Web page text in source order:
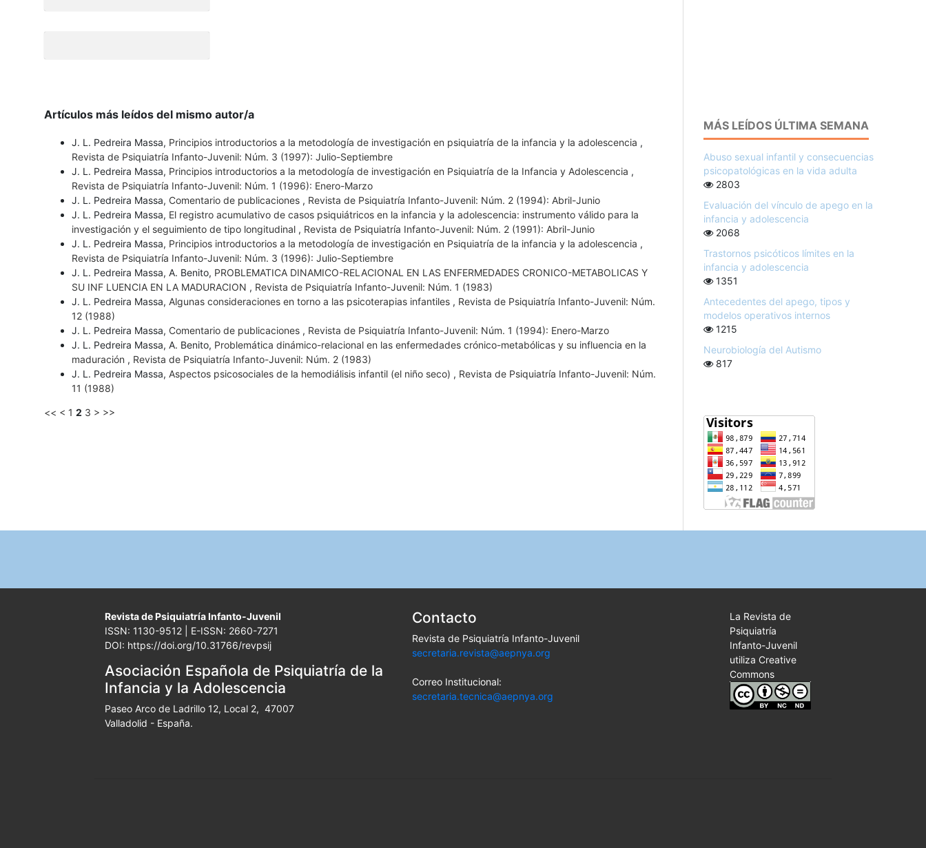
Artículos más leídos del mismo autor/a
J. L. Pedreira Massa, Principios introductorios a la metodología de investigación en psiquiatría de la infancia y la adolescencia ,
Revista de Psiquiatría Infanto-Juvenil: Núm. 3 (1997): Julio-Septiembre
J. L. Pedreira Massa, Principios introductorios a la metodología de investigación en Psiquiatría de la Infancia y Adolescencia ,
Revista de Psiquiatría Infanto-Juvenil: Núm. 1 (1996): Enero-Marzo
J. L. Pedreira Massa, Comentario de publicaciones , Revista de Psiquiatría Infanto-Juvenil: Núm. 2 (1994): Abril-Junio
J. L. Pedreira Massa, El registro acumulativo de casos psiquiátricos en la infancia y la adolescencia: instrumento válido para la
investigación y el seguimiento de tipo longitudinal , Revista de Psiquiatría Infanto-Juvenil: Núm. 2 (1991): Abril-Junio
J. L. Pedreira Massa, Principios introductorios a la metodología de investigación en Psiquiatría de la infancia y la adolescencia ,
Revista de Psiquiatría Infanto-Juvenil: Núm. 3 (1996): Julio-Septiembre
J. L. Pedreira Massa, A. Benito, PROBLEMATICA DINAMICO-RELACIONAL EN LAS ENFERMEDADES CRONICO-METABOLICAS Y
SU INF LUENCIA EN LA MADURACION , Revista de Psiquiatría Infanto-Juvenil: Núm. 1 (1983)
J. L. Pedreira Massa, Algunas consideraciones en torno a las psicoterapias infantiles , Revista de Psiquiatría Infanto-Juvenil: Núm.
12 (1988)
J. L. Pedreira Massa, Comentario de publicaciones , Revista de Psiquiatría Infanto-Juvenil: Núm. 1 (1994): Enero-Marzo
J. L. Pedreira Massa, A. Benito, Problemática dinámico-relacional en las enfermedades crónico-metabólicas y su influencia en la
maduración , Revista de Psiquiatría Infanto-Juvenil: Núm. 2 (1983)
J. L. Pedreira Massa, Aspectos psicosociales de la hemodiálisis infantil (el niño seco) , Revista de Psiquiatría Infanto-Juvenil: Núm.
11 (1988)
<< < 1 2 3 > >>
MÁS LEÍDOS ÚLTIMA SEMANA
Abuso sexual infantil y consecuencias
psicopatológicas en la vida adulta
2803
Evaluación del vínculo de apego en la
infancia y adolescencia
2068
Trastornos psicóticos límites en la
infancia y adolescencia
1351
Antecedentes del apego, tipos y
modelos operativos internos
1215
Neurobiología del Autismo
817
Revista de Psiquiatría Infanto-Juvenil
ISSN: 1130-9512 | E-ISSN: 2660-7271
DOI: https://doi.org/10.31766/revpsij
Asociación Española de Psiquiatría de la
Infancia y la Adolescencia
Paseo Arco de Ladrillo 12, Local 2, 47007
Valladolid - España.
Contacto
Revista de Psiquiatría Infanto-Juvenil
secretaria.revista@aepnya.org
Correo Institucional:
secretaria.tecnica@aepnya.org
La Revista de
Psiquiatría
Infanto-Juvenil
utiliza Creative
Commons